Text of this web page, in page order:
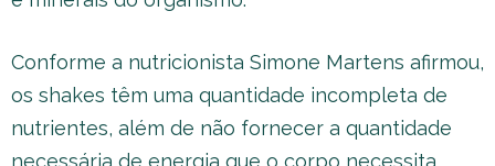
Conforme a nutricionista Simone Martens afirmou,
os shakes têm uma quantidade incompleta de
nutrientes, além de não fornecer a quantidade
necessária de energia que o corpo necessita